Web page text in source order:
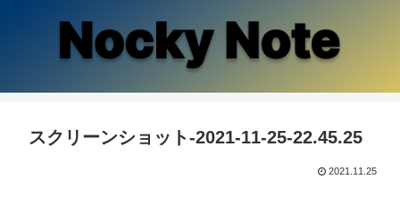
スクリーンショット-2021-11-25-22.45.25
2021.11.25